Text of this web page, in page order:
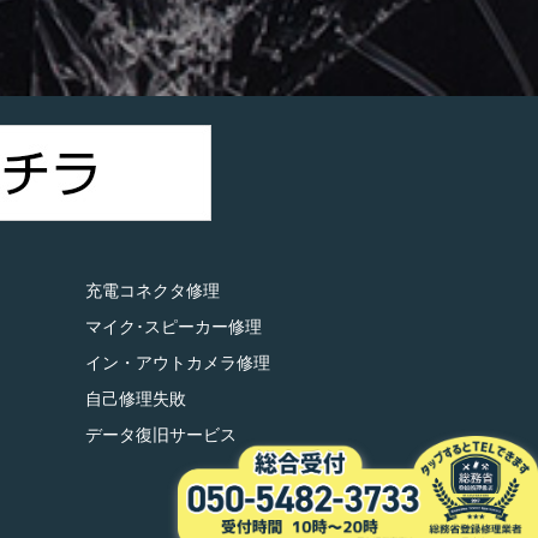
充電コネクタ修理
マイク･スピーカー修理
イン・アウトカメラ修理
自己修理失敗
データ復旧サービス